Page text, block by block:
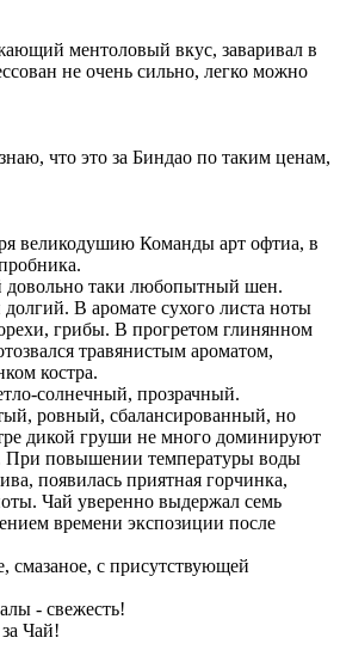
ментоловый вкус, заваривал в
не очень сильно, легко можно
что это за Биндао по таким ценам,
великодушию Команды арт офтиа, в
таки любопытный шен.
В аромате сухого листа ноты
грибы. В прогретом глинянном
травянистым ароматом,
костра.
солнечный, прозрачный.
ровный, сбалансированный, но
дикой груши не много доминируют
При повышении температуры воды
появилась приятная горчинка,
Чай уверенно выдержал семь
времени экспозиции после
смазаное, с присутствующей
- свежесть!
Чай!